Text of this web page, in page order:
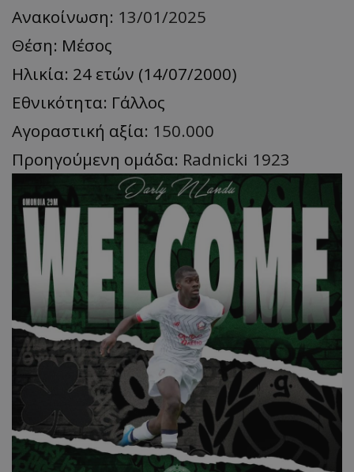
Ανακοίνωση: 13/01/2025
Θέση: Μέσος
Ηλικία: 24 ετών (14/07/2000)
Εθνικότητα: Γάλλος
Αγοραστική αξία: 150.000
Προηγούμενη ομάδα: Radnicki 1923